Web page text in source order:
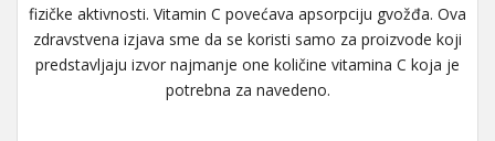
fizičke aktivnosti. Vitamin C povećava apsorpciju gvožđa. Ova
zdravstvena izjava sme da se koristi samo za proizvode koji
predstavljaju izvor najmanje one količine vitamina C koja je
potrebna za navedeno.